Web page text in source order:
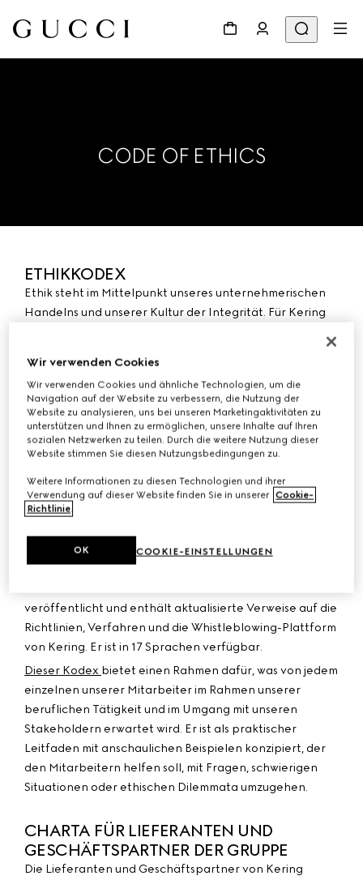
CODE OF ETHICS
ETHIKKODEX
Ethik steht im Mittelpunkt unseres unternehmerischen
Handelns und unserer Kultur der Integrität. Für Kering
Entwicklung unseres Unternehmens unerlässlich ist.
Diese Kultur der Integrität basiert auf der Einhaltung
von Gesetzen und Vorschriften sowie auf dem täglichen
Engagement jedes einzelnen Mitarbeiters für die Werte
der Gruppe. Kering verfolgt eine Null-Toleranz-Politik
unsere Integritätsgrundsätze.
Seit 2005 legt der Ethikkodex von Kering – in
Charta – die wichtigsten Grundsätze fest, die unser
tägliches Handeln bestimmen und leiten. Unser
veröffentlicht und enthält aktualisierte Verweise auf die
Richtlinien, Verfahren und die Whistleblowing-Plattform
von Kering. Er ist in 17 Sprachen verfügbar.
Dieser Kodex bietet einen Rahmen dafür, was von jedem
einzelnen unserer Mitarbeiter im Rahmen unserer
beruflichen Tätigkeit und im Umgang mit unseren
Stakeholdern erwartet wird. Er ist als praktischer
Leitfaden mit anschaulichen Beispielen konzipiert, der
den Mitarbeitern helfen soll, mit Fragen, schwierigen
Situationen oder ethischen Dilemmata umzugehen.
CHARTA FÜR LIEFERANTEN UND
GESCHÄFTSPARTNER DER GRUPPE
Die Lieferanten und Geschäftspartner von Kering
Wir verwenden Cookies
Wir verwenden Cookies und ähnliche Technologien, um die
Navigation auf der Website zu verbessern, die Nutzung der
Website zu analysieren, uns bei unseren Marketingaktivitäten zu
unterstützen und Ihnen zu ermöglichen, unsere Inhalte auf Ihren
sozialen Netzwerken zu teilen. Durch die weitere Nutzung dieser
Website stimmen Sie diesen Nutzungsbedingungen zu.
Weitere Informationen zu diesen Technologien und ihrer
Verwendung auf dieser Website finden Sie in unserer Cookie-
Richtlinie.
COOKIE-EINSTELLUNGEN
OK